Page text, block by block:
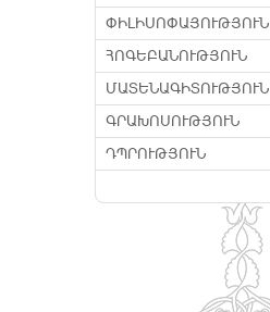
ՓԻԼԻՍՈՓԱՅՈՒԹՅՈՒՆ
ՀՈԳԵԲԱՆՈՒԹՅՈՒՆ
ՄԱՏԵՆԱԳԻՏՈՒԹՅՈՒՆ
ԳՐԱԽՈՍՈՒԹՅՈՒՆ
ԴՊՐՈՒԹՅՈՒՆ